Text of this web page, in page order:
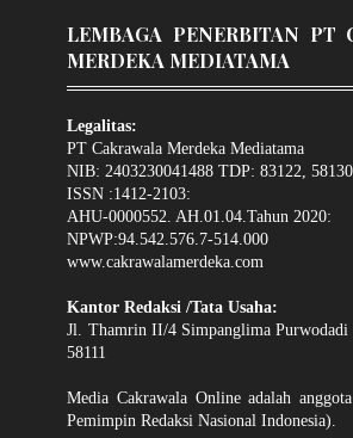
LEMBAGA PENERBITAN PT
MERDEKA MEDIATAMA
Legalitas:
PT Cakrawala Merdeka Mediatama
NIB: 2403230041488 TDP: 83122,
ISSN :1412-2103:
AHU-0000552. AH.01.04.Tahun 2020:
NPWP:94.542.576.7-514.000
www.cakrawalamerdeka.com
Kantor Redaksi /Tata Usaha:
Jl. Thamrin II/4 Simpanglima Purwodadi
58111
Media Cakrawala Online adalah
Pemimpin Redaksi Nasional Indonesia).